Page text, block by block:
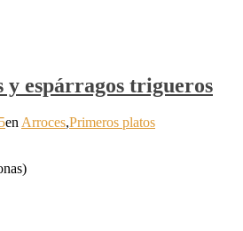
y espárragos trigueros
enArroces,Primeros platos